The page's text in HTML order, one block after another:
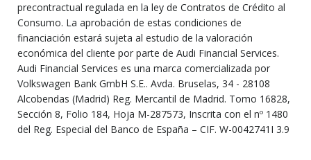
precontractual regulada en la ley de Contratos de Crédito al
Consumo. La aprobación de estas condiciones de
financiación estará sujeta al estudio de la valoración
económica del cliente por parte de Audi Financial Services.
Audi Financial Services es una marca comercializada por
Volkswagen Bank GmbH S.E.. Avda. Bruselas, 34 - 28108
Alcobendas (Madrid) Reg. Mercantil de Madrid. Tomo 16828,
Sección 8, Folio 184, Hoja M-287573, Inscrita con el nº 1480
del Reg. Especial del Banco de España – CIF. W-0042741I 3.9